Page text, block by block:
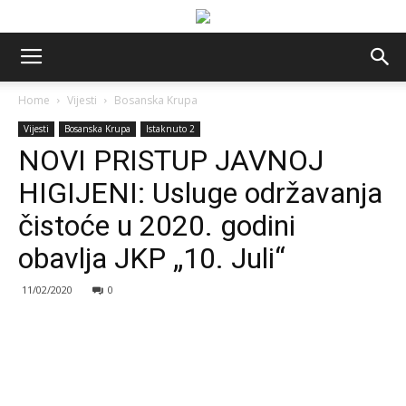
Home Vijesti Bosanska Krupa
Vijesti Bosanska Krupa Istaknuto 2
NOVI PRISTUP JAVNOJ
HIGIJENI: Usluge održavanja
čistoće u 2020. godini
obavlja JKP „10. Juli“
11/02/2020 0